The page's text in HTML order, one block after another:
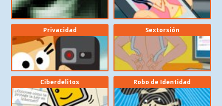
Privacidad Sextorsión
Ciberdelitos Robo de Identidad